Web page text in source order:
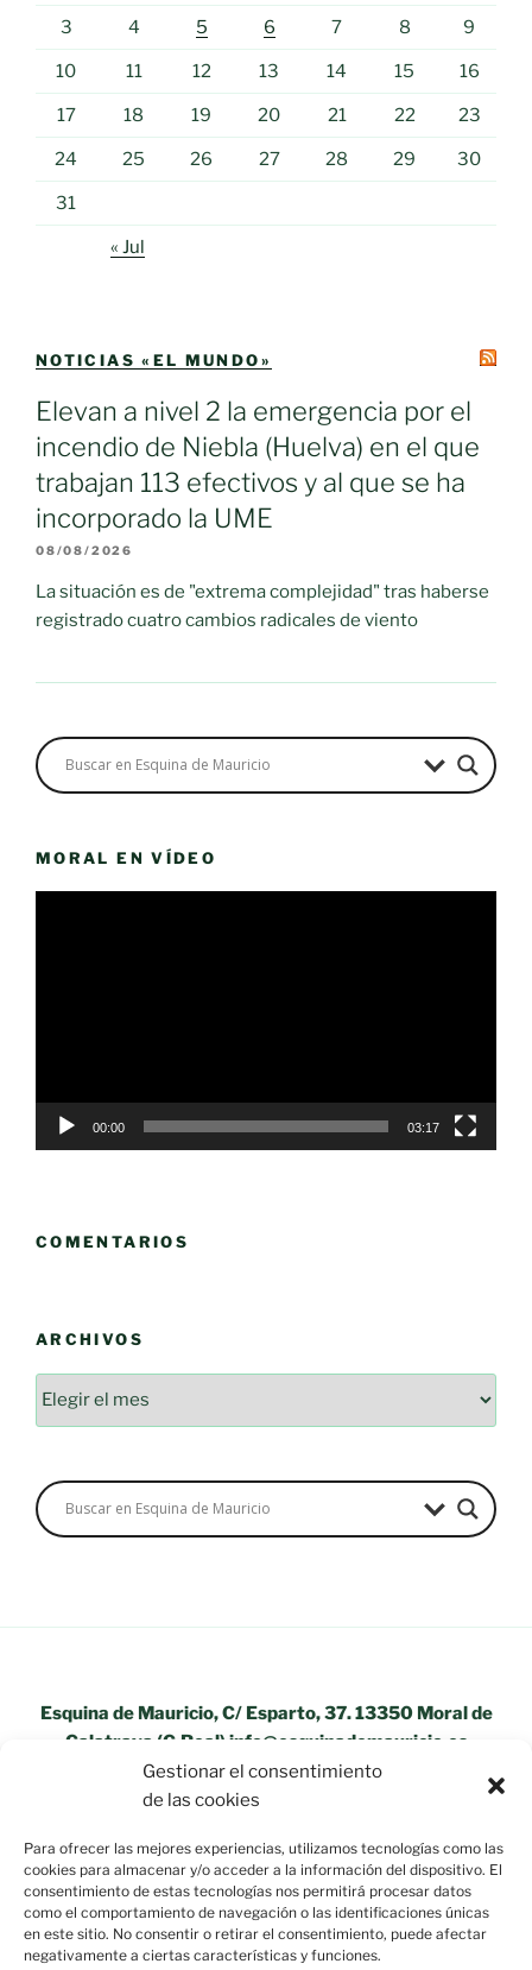
Gestionar el consentimiento
de las cookies
Para ofrecer las mejores experiencias, utilizamos tecnologías como las
cookies para almacenar y/o acceder a la información del dispositivo. El
consentimiento de estas tecnologías nos permitirá procesar datos
como el comportamiento de navegación o las identificaciones únicas
en este sitio. No consentir o retirar el consentimiento, puede afectar
negativamente a ciertas características y funciones.
3 4 5 6 7 8 9
10 11 12 13 14 15 16
17 18 19 20 21 22 23
24 25 26 27 28 29 30
31
« Jul
NOTICIAS «EL MUNDO»
Elevan a nivel 2 la emergencia por el
incendio de Niebla (Huelva) en el que
trabajan 113 efectivos y al que se ha
incorporado la UME
08/08/2026
La situación es de "extrema complejidad" tras haberse
registrado cuatro cambios radicales de viento
MORAL EN VÍDEO
00:00 03:17
COMENTARIOS
ARCHIVOS
Archivos
Esquina de Mauricio, C/ Esparto, 37. 13350 Moral de
Calatrava (C.Real) info@esquinademauricio.es
«Aviso Legal»